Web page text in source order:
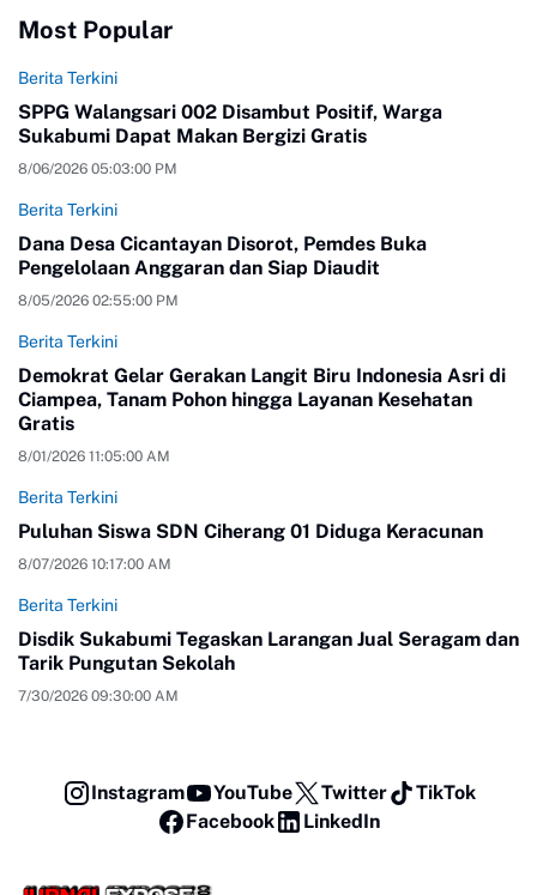
Most Popular
Berita Terkini
SPPG Walangsari 002 Disambut Positif, Warga
Sukabumi Dapat Makan Bergizi Gratis
8/06/2026 05:03:00 PM
Berita Terkini
Dana Desa Cicantayan Disorot, Pemdes Buka
Pengelolaan Anggaran dan Siap Diaudit
8/05/2026 02:55:00 PM
Berita Terkini
Demokrat Gelar Gerakan Langit Biru Indonesia Asri di
Ciampea, Tanam Pohon hingga Layanan Kesehatan
Gratis
8/01/2026 11:05:00 AM
Berita Terkini
Puluhan Siswa SDN Ciherang 01 Diduga Keracunan
8/07/2026 10:17:00 AM
Berita Terkini
Disdik Sukabumi Tegaskan Larangan Jual Seragam dan
Tarik Pungutan Sekolah
7/30/2026 09:30:00 AM
Instagram YouTube Twitter
TikTok
Facebook
LinkedIn